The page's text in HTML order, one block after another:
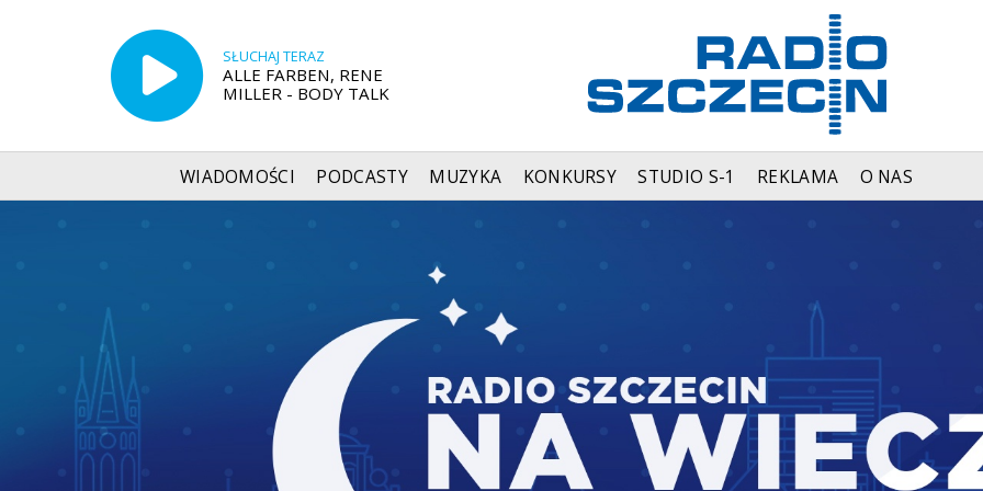
SŁUCHAJ TERAZ
ALLE FARBEN, RENE
MILLER - BODY TALK
WIADOMOŚCI PODCASTY MUZYKA KONKURSY STUDIO S-1 REKLAMA O NAS